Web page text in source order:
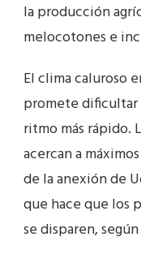
la producción
melocotones e
El clima caluroso
promete
ritmo más rápido.
acercan a
de la anexión de
que hace que los
se disparen,